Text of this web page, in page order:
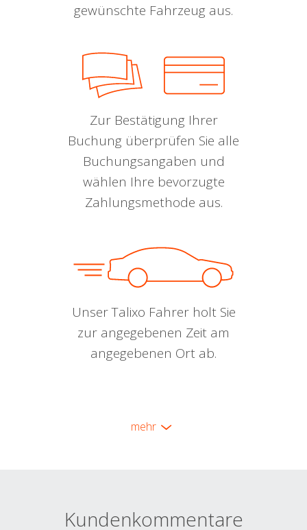
gewünschte Fahrzeug aus.
Zur Bestätigung Ihrer
Buchung überprüfen Sie alle
Buchungsangaben und
wählen Ihre bevorzugte
Zahlungsmethode aus.
Unser Talixo Fahrer holt Sie
zur angegebenen Zeit am
angegebenen Ort ab.
mehr
Kundenkommentare